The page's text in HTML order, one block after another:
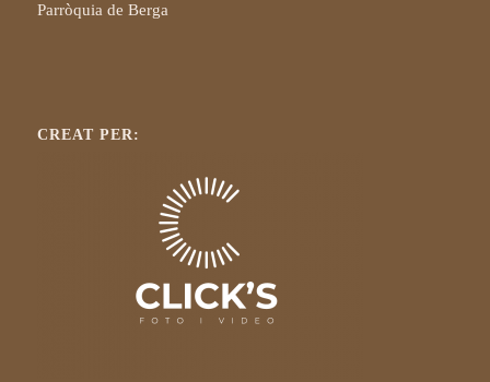
Parròquia de Berga
CREAT PER: